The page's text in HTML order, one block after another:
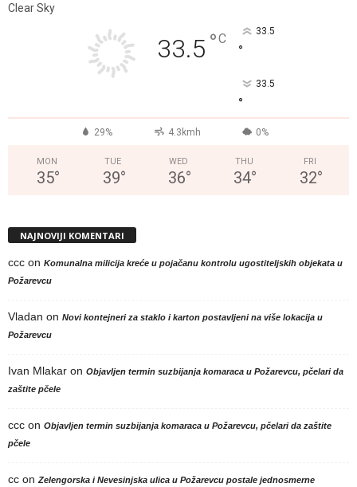
Clear Sky
33.5 °C 33.5
°
33.5
°
29% 4.3kmh 0%
MON
35°
TUE
39°
WED
36°
THU
34°
FRI
32°
NAJNOVIJI KOMENTARI
ccc on Komunalna milicija kreće u pojačanu kontrolu ugostiteljskih objekata u
Požarevcu
Vladan on Novi kontejneri za staklo i karton postavljeni na više lokacija u
Požarevcu
Ivan Mlakar on Objavljen termin suzbijanja komaraca u Požarevcu, pčelari da
zaštite pčele
ccc on Objavljen termin suzbijanja komaraca u Požarevcu, pčelari da zaštite
pčele
cc on Zelengorska i Nevesinjska ulica u Požarevcu postale jednosmerne